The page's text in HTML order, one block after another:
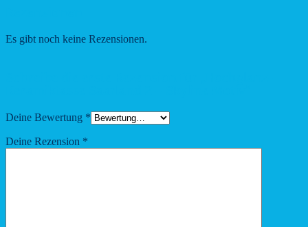
Es gibt noch keine Rezensionen.
Deine Bewertung *
Deine Rezension *